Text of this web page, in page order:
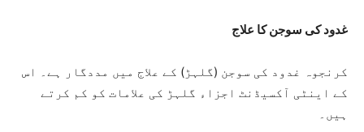
غدود کی سوجن کا علاج
کرنجوہ غدود کی سوجن (گلہڑ) کے علاج میں مددگار ہے۔ اس
کے اینٹی آکسیڈنٹ اجزاء گلہڑ کی علامات کو کم کرتے
ہیں۔